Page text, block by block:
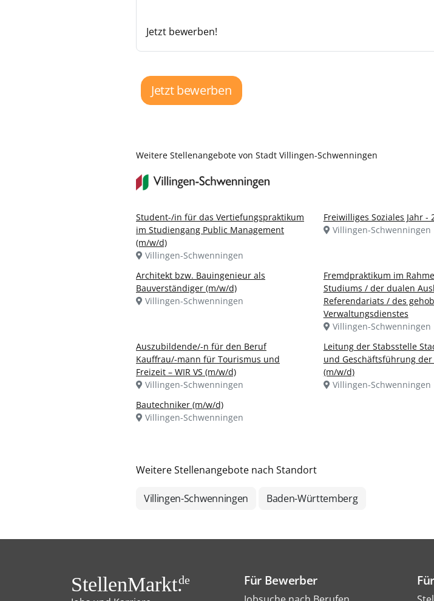
Jetzt bewerben!
Jetzt bewerben
Weitere Stellenangebote von Stadt Villingen-Schwenningen
Student-/in für das Vertiefungspraktikum
im Studiengang Public Management
(m/w/d)
Villingen-Schwenningen
Freiwilliges Soziales Jahr -
Villingen-Schwenningen
Architekt bzw. Bauingenieur als
Bauverständiger (m/w/d)
Villingen-Schwenningen
Fremdpraktikum im
Studiums / der dualen
Referendariats / des
Verwaltungsdienstes
Villingen-Schwenningen
Auszubildende/-n für den Beruf
Kauffrau/-mann für Tourismus und
Freizeit – WIR VS (m/w/d)
Villingen-Schwenningen
Leitung der Stabsstelle
und Geschäftsführung der
(m/w/d)
Villingen-Schwenningen
Bautechniker (m/w/d)
Villingen-Schwenningen
Weitere Stellenangebote nach Standort
Villingen-Schwenningen Baden-Württemberg
StellenMarkt.de Für Bewerber